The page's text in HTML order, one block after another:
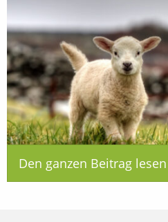
Den ganzen Beitrag lesen